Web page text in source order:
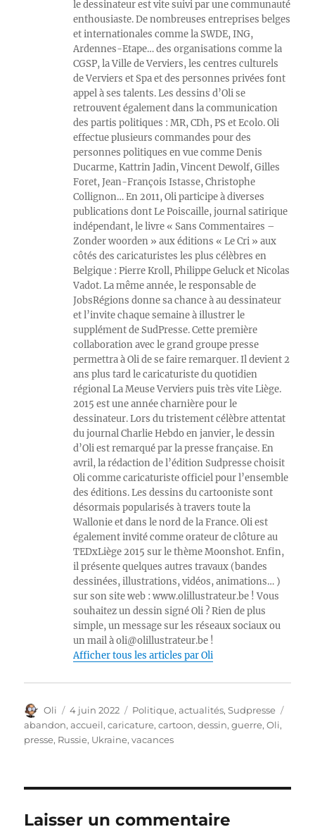
le dessinateur est vite suivi par une communauté
enthousiaste. De nombreuses entreprises belges
et internationales comme la SWDE, ING,
Ardennes-Etape… des organisations comme la
CGSP, la Ville de Verviers, les centres culturels
de Verviers et Spa et des personnes privées font
appel à ses talents. Les dessins d’Oli se
retrouvent également dans la communication
des partis politiques : MR, CDh, PS et Ecolo. Oli
effectue plusieurs commandes pour des
personnes politiques en vue comme Denis
Ducarme, Kattrin Jadin, Vincent Dewolf, Gilles
Foret, Jean-François Istasse, Christophe
Collignon… En 2011, Oli participe à diverses
publications dont Le Poiscaille, journal satirique
indépendant, le livre « Sans Commentaires –
Zonder woorden » aux éditions « Le Cri » aux
côtés des caricaturistes les plus célèbres en
Belgique : Pierre Kroll, Philippe Geluck et Nicolas
Vadot. La même année, le responsable de
JobsRégions donne sa chance à au dessinateur
et l’invite chaque semaine à illustrer le
supplément de SudPresse. Cette première
collaboration avec le grand groupe presse
permettra à Oli de se faire remarquer. Il devient 2
ans plus tard le caricaturiste du quotidien
régional La Meuse Verviers puis très vite Liège.
2015 est une année charnière pour le
dessinateur. Lors du tristement célèbre attentat
du journal Charlie Hebdo en janvier, le dessin
d’Oli est remarqué par la presse française. En
avril, la rédaction de l’édition Sudpresse choisit
Oli comme caricaturiste officiel pour l’ensemble
des éditions. Les dessins du cartooniste sont
désormais popularisés à travers toute la
Wallonie et dans le nord de la France. Oli est
également invité comme orateur de clôture au
TEDxLiège 2015 sur le thème Moonshot. Enfin,
il présente quelques autres travaux (bandes
dessinées, illustrations, vidéos, animations… )
sur son site web : www.olillustrateur.be ! Vous
souhaitez un dessin signé Oli ? Rien de plus
simple, un message sur les réseaux sociaux ou
un mail à oli@olillustrateur.be !
Afficher tous les articles par Oli
Auteur
Oli
Publié
le
4 juin 2022 Catégories
Politique, actualités,Sudpresse
abandon,accueil,caricature,cartoon,dessin,guerre,Oli,
presse, Russie, Ukraine,vacances
Laisser un commentaire